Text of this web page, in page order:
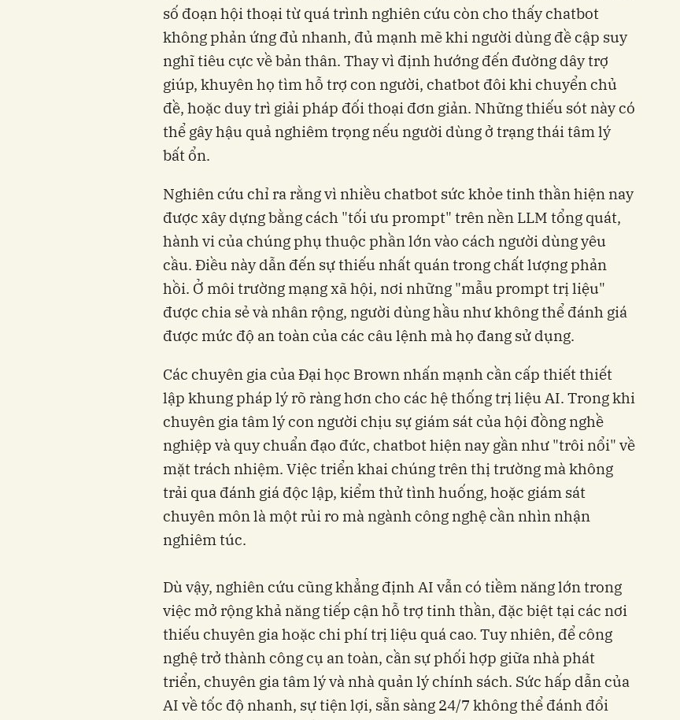
số đoạn hội thoại từ quá trình nghiên cứu còn cho thấy chatbot
không phản ứng đủ nhanh, đủ mạnh mẽ khi người dùng đề cập suy
nghĩ tiêu cực về bản thân. Thay vì định hướng đến đường dây trợ
giúp, khuyên họ tìm hỗ trợ con người, chatbot đôi khi chuyển chủ
đề, hoặc duy trì giải pháp đối thoại đơn giản. Những thiếu sót này có
thể gây hậu quả nghiêm trọng nếu người dùng ở trạng thái tâm lý
bất ổn.
Nghiên cứu chỉ ra rằng vì nhiều chatbot sức khỏe tinh thần hiện nay
được xây dựng bằng cách "tối ưu prompt" trên nền LLM tổng quát,
hành vi của chúng phụ thuộc phần lớn vào cách người dùng yêu
cầu. Điều này dẫn đến sự thiếu nhất quán trong chất lượng phản
hồi. Ở môi trường mạng xã hội, nơi những "mẫu prompt trị liệu"
được chia sẻ và nhân rộng, người dùng hầu như không thể đánh giá
được mức độ an toàn của các câu lệnh mà họ đang sử dụng.
Các chuyên gia của Đại học Brown nhấn mạnh cần cấp thiết thiết
lập khung pháp lý rõ ràng hơn cho các hệ thống trị liệu AI. Trong khi
chuyên gia tâm lý con người chịu sự giám sát của hội đồng nghề
nghiệp và quy chuẩn đạo đức, chatbot hiện nay gần như "trôi nổi" về
mặt trách nhiệm. Việc triển khai chúng trên thị trường mà không
trải qua đánh giá độc lập, kiểm thử tình huống, hoặc giám sát
chuyên môn là một rủi ro mà ngành công nghệ cần nhìn nhận
nghiêm túc.
Dù vậy, nghiên cứu cũng khẳng định AI vẫn có tiềm năng lớn trong
việc mở rộng khả năng tiếp cận hỗ trợ tinh thần, đặc biệt tại các nơi
thiếu chuyên gia hoặc chi phí trị liệu quá cao. Tuy nhiên, để công
nghệ trở thành công cụ an toàn, cần sự phối hợp giữa nhà phát
triển, chuyên gia tâm lý và nhà quản lý chính sách. Sức hấp dẫn của
AI về tốc độ nhanh, sự tiện lợi, sẵn sàng 24/7 không thể đánh đổi